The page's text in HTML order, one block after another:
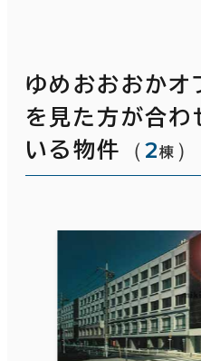
ゆめおおおかオ
を見た方が合わ
いる物件
（2棟 ）